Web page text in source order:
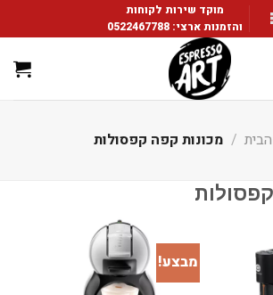
מוקד שירות לקוחות
והזמנות ארצי:0522467788
/ מכונות קפה קפסולות
מבצע!